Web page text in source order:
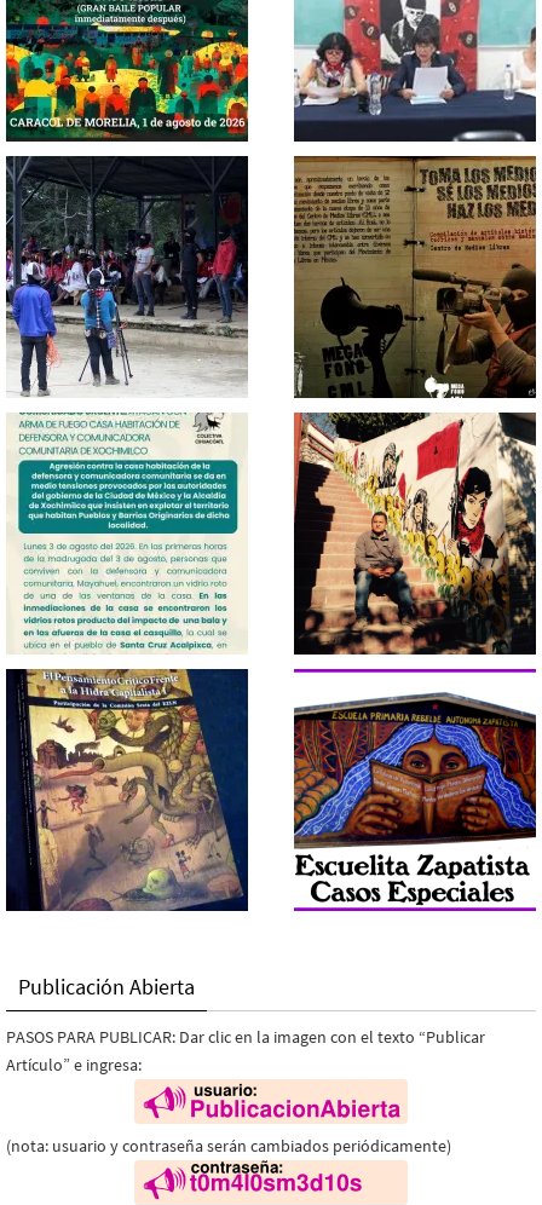
Publicación Abierta
PASOS PARA PUBLICAR: Dar clic en la imagen con el texto “Publicar
Artículo” e ingresa:
(nota: usuario y contraseña serán cambiados periódicamente)